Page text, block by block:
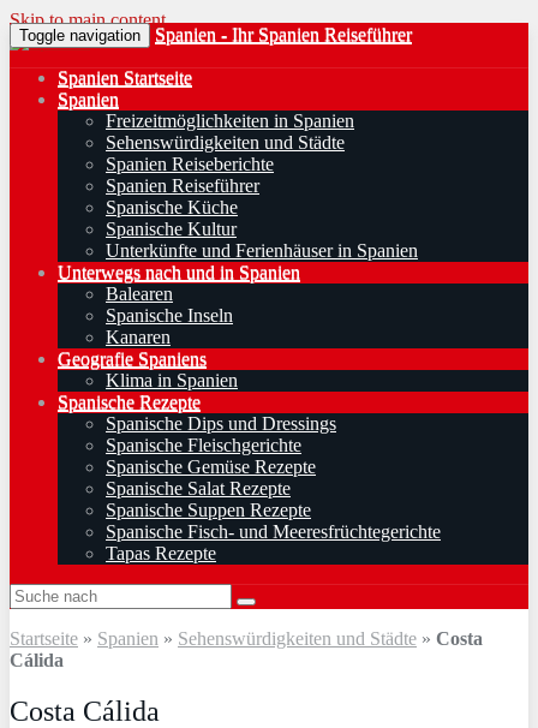
Skip to main content
Toggle navigation Spanien - Ihr Spanien Reiseführer
Spanien Startseite
Spanien
Freizeitmöglichkeiten in Spanien
Sehenswürdigkeiten und Städte
Spanien Reiseberichte
Spanien Reiseführer
Spanische Küche
Spanische Kultur
Unterkünfte und Ferienhäuser in Spanien
Unterwegs nach und in Spanien
Balearen
Spanische Inseln
Kanaren
Geografie Spaniens
Klima in Spanien
Spanische Rezepte
Spanische Dips und Dressings
Spanische Fleischgerichte
Spanische Gemüse Rezepte
Spanische Salat Rezepte
Spanische Suppen Rezepte
Spanische Fisch- und Meeresfrüchtegerichte
Tapas Rezepte
Startseite » Spanien » Sehenswürdigkeiten und Städte » Costa
Cálida
Costa Cálida